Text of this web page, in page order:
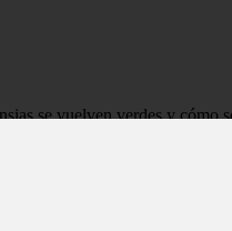
se vuelven verdes y cómo
se vuelven